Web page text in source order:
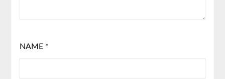
NAME *